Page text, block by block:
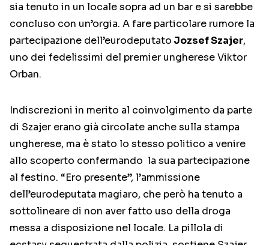
sia tenuto in un locale sopra ad un bar e si sarebbe
concluso con un’orgia. A fare particolare rumore la
partecipazione dell’eurodeputato Jozsef Szajer,
uno dei fedelissimi del premier ungherese Viktor
Orban.
Indiscrezioni in merito al coinvolgimento da parte
di Szajer erano già circolate anche sulla stampa
ungherese, ma è stato lo stesso politico a venire
allo scoperto confermando la sua partecipazione
al festino. “Ero presente”, l’ammissione
dell’eurodeputata magiaro, che però ha tenuto a
sottolineare di non aver fatto uso della droga
messa a disposizione nel locale. La pillola di